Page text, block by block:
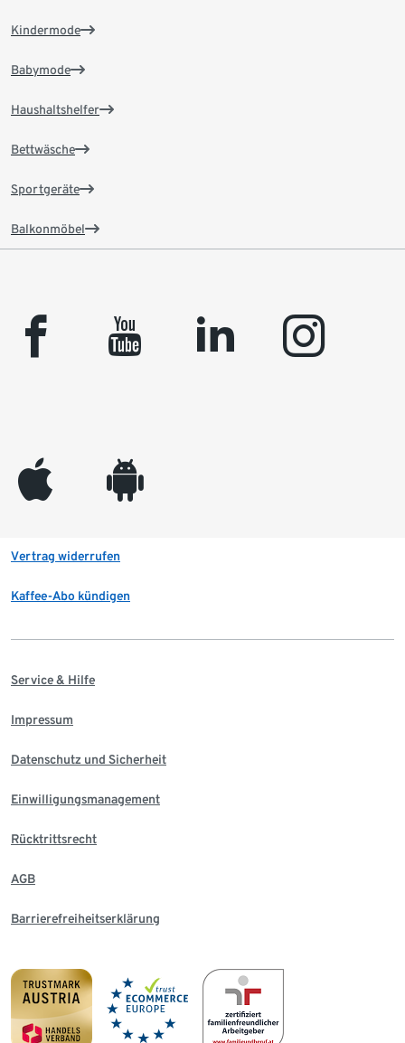
Kindermode
Babymode
Haushaltshelfer
Bettwäsche
Sportgeräte
Balkonmöbel
facebook youtube linkedin instagram
appleinc android
Vertrag widerrufen
Kaffee-Abo kündigen
Service & Hilfe
Impressum
Datenschutz und Sicherheit
Einwilligungsmanagement
Rücktrittsrecht
AGB
Barrierefreiheitserklärung